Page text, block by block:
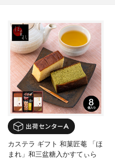
カステラ ギフト 和菓匠菴 「ほ
まれ」和三盆糖入かすてぃら